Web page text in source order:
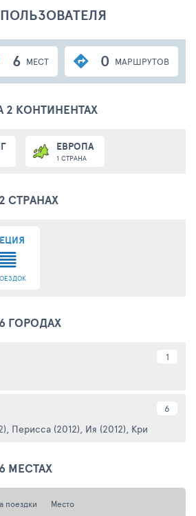
6 МЕСТ 0 МАРШРУТОВ
2 КОНТИНЕНТАХ
ЕВРОПА
1 СТРАНА
СТРАНАХ
ГОРОДАХ
1
6
, Перисса (2012), Ия (2012), Крит о. (2012)
МЕСТАХ
поездки Место